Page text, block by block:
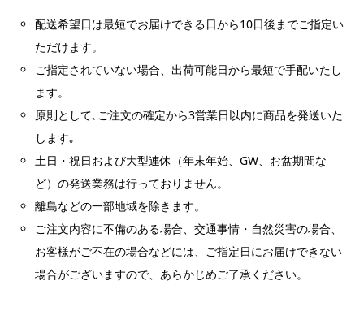
配送希望日は最短でお届けできる日から10日後までご指定い
ただけます。
ご指定されていない場合、出荷可能日から最短で手配いたし
ます。
原則として､ご注文の確定から3営業日以内に商品を発送いた
します｡
土日・祝日および大型連休（年末年始、GW、お盆期間な
ど）の発送業務は行っておりません。
離島などの一部地域を除きます。
ご注文内容に不備のある場合、交通事情・自然災害の場合、
お客様がご不在の場合などには、ご指定日にお届けできない
場合がございますので、あらかじめご了承ください。